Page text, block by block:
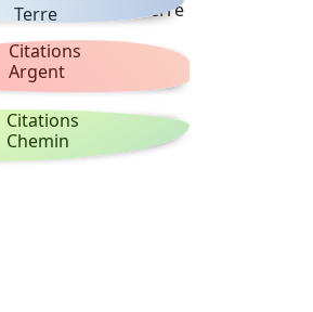
Terre
Citations
Argent
Citations
Chemin